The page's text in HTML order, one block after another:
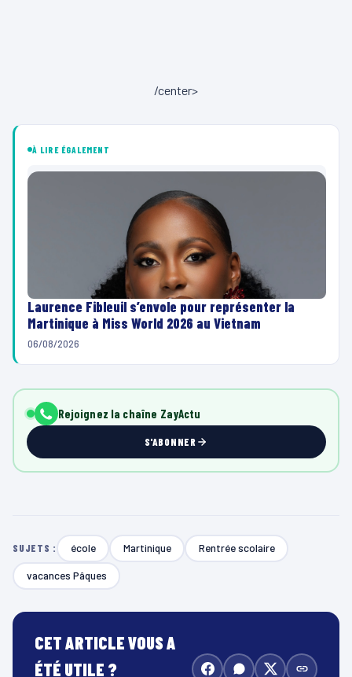
/center>
À LIRE ÉGALEMENT
Laurence Fibleuil s’envole pour représenter la
Martinique à Miss World 2026 au Vietnam
06/08/2026
Rejoignez la chaîne ZayActu
S'ABONNER
SUJETS : école Martinique Rentrée scolaire
vacances Pâques
CET ARTICLE VOUS A
ÉTÉ UTILE ?